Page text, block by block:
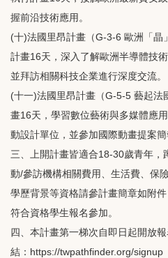
握前沿技術應用。
(十)法國里昂計畫（G-3-6 歐洲「晶
計畫16天，深入了解歐洲半導體技
並拜訪相關科技企業進行深度交流。
(十一)法國里昂計畫（G-5-5 藝起法
畫16天，學習數位藝術與多媒體應
動設計單位，並參加國際動畫提案簡
三、上開計畫皆適合18-30歲青年，
動/參訪機構相關費用、生活費、保
學歷背景等資格請參計畫簡章如附
符合資格學生報名參加。
四、本計畫第一梯次自即日起開放
結：https://twpathfinder.org/signup